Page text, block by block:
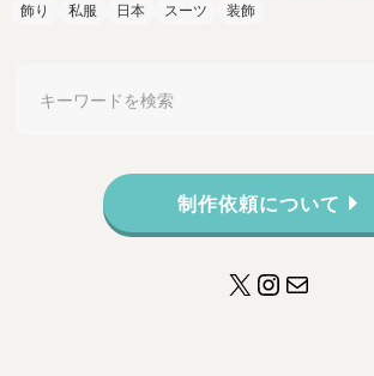
飾り
私服 日本 スーツ 装飾
制作依頼について
X Instagram
メール